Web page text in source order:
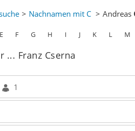
Nachnamen mit C Andreas
E F G H I J K L M
... Franz Cserna
1